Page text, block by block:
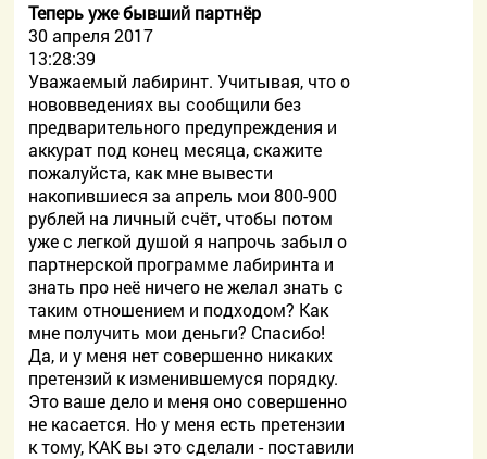
Теперь уже бывший партнёр
30 апреля 2017
13:28:39
Уважаемый лабиринт. Учитывая, что о
нововведениях вы сообщили без
предварительного предупреждения и
аккурат под конец месяца, скажите
пожалуйста, как мне вывести
накопившиеся за апрель мои 800-900
рублей на личный счёт, чтобы потом
уже с легкой душой я напрочь забыл о
партнерской программе лабиринта и
знать про неё ничего не желал знать с
таким отношением и подходом? Как
мне получить мои деньги? Спасибо!
Да, и у меня нет совершенно никаких
претензий к изменившемуся порядку.
Это ваше дело и меня оно совершенно
не касается. Но у меня есть претензии
к тому, КАК вы это сделали - поставили